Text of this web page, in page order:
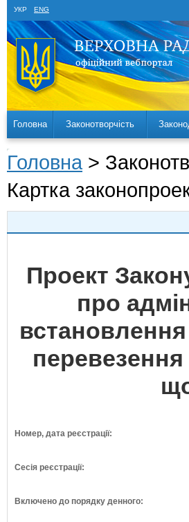
УКР ENG
Головна Законотворчість
Головна >
Картка
Проект
про
перевезення
Номер, дата реєстрації:
Сесія реєстрації:
Включено до порядку денного: